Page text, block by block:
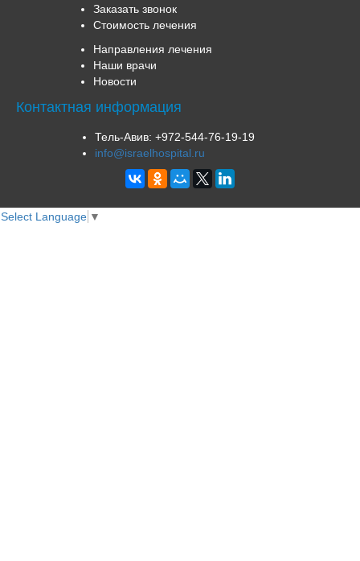
Заказать звонок
Стоимость лечения
Направления лечения
Наши врачи
Новости
Контактная информация
Тель-Авив: +972-544-76-19-19
info@israelhospital.ru
Select Language ▼